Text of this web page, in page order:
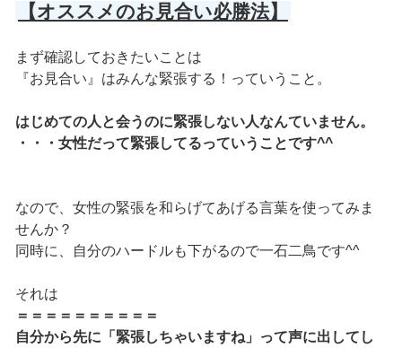
【オススメのお見合い必勝法】
まず確認しておきたいことは
『お見合い』はみんな緊張する！っていうこと。
はじめての人と会うのに緊張しない人なんていません。
・・・女性だって緊張してるっていうことです^^
なので、女性の緊張を和らげてあげる言葉を使ってみま
せんか？
同時に、自分のハードルも下がるので一石二鳥です^^
それは
＝＝＝＝＝＝＝＝＝＝
自分から先に「緊張しちゃいますね」って声に出してし